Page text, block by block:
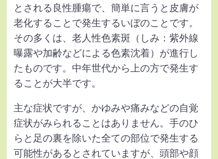
とされる良性腫瘍で、簡単に言うと皮膚が
老化することで発生するいぼのことです。
その多くは、老人性色素斑（しみ：紫外線
曝露や加齢などによる色素沈着）が進行し
たものです。中年世代から上の方で発生す
ることが大半です。
主な症状ですが、かゆみや痛みなどの自覚
症状がみられることはありません。手のひ
らと足の裏を除いた全ての部位で発生する
可能性があるとされていますが、頭部や顔